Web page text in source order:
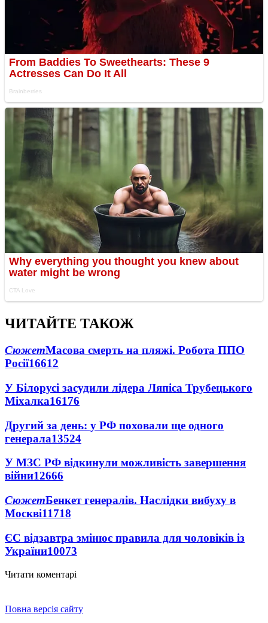
ЧИТАЙТЕ ТАКОЖ
СюжетМасова смерть на пляжі. Робота ППО
Росії16612
У Білорусі засудили лідера Ляпіса Трубецького
Міхалка16176
Другий за день: у РФ поховали ще одного
генерала13524
У МЗС РФ відкинули можливість завершення
війни12666
СюжетБенкет генералів. Наслідки вибуху в
Москві11718
ЄС відзавтра змінює правила для чоловіків із
України10073
Читати коментарі
Повна версія сайту